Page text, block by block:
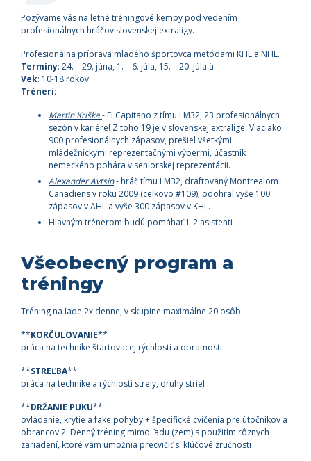
Pozývame vás na letné tréningové kempy pod vedením
profesionálnych hráčov slovenskej extraligy.
Profesionálna príprava mladého športovca metódami KHL a NHL.
Termíny: 24. – 29. júna, 1. – 6. júla, 15. – 20. júla ä
Vek: 10-18 rokov
Tréneri:
Martin Kriška- El Capitano z tímu LM32, 23 profesionálnych
sezón v kariére! Z toho 19 je v slovenskej extralige. Viac ako
900 profesionálnych zápasov, prešiel všetkými
mládežníckymi reprezentačnými výbermi, účastník
nemeckého pohára v seniorskej reprezentácii.
Alexander Avtsin- hráč tímu LM32, draftovaný Montrealom
Canadiens v roku 2009 (celkovo #109), odohral vyše 100
zápasov v AHL a vyše 300 zápasov v KHL.
Hlavným trénerom budú pomáhať 1-2 asistenti
Všeobecný program a
tréningy
Tréning na ľade 2x denne, v skupine maximálne 20 osôb
**KORČULOVANIE**
práca na technike štartovacej rýchlosti a obratnosti
**STREĽBA**
práca na technike a rýchlosti strely, druhy striel
**DRŽANIE PUKU**
ovládanie, krytie a fake pohyby + špecifické cvičenia pre útočníkov a
obrancov 2. Denný tréning mimo ľadu (zem) s použitím rôznych
zariadení, ktoré vám umožnia precvičiť si kľúčové zručnosti